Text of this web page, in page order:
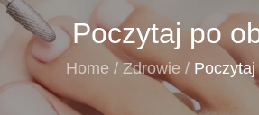
Poczytaj po
Home Zdrowie